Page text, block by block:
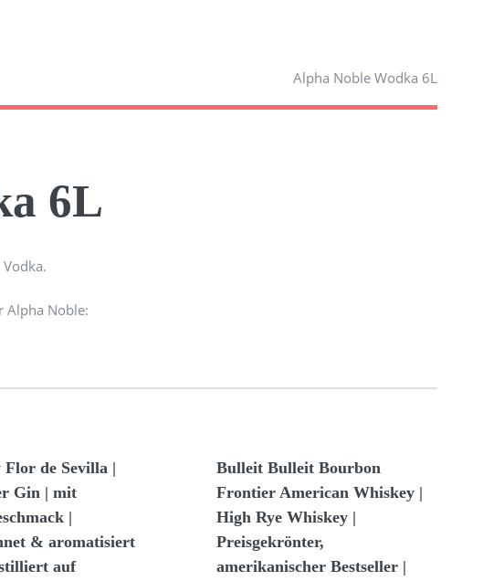
Alpha Noble Wodka 6L
6L
Alpha Noble:
Flor de Sevilla |
Gin | mit
|
& aromatisiert
auf
Bulleit Bulleit Bourbon
Frontier American Whiskey |
High Rye Whiskey |
Preisgekrönter,
amerikanischer Bestseller |